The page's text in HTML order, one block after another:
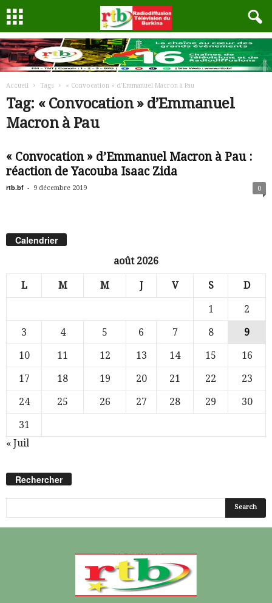
Accueil Tags « Convocation » d’Emmanuel Macron à Pau
Tag: « Convocation » d’Emmanuel
Macron à Pau
« Convocation » d’Emmanuel Macron à Pau :
réaction de Yacouba Isaac Zida
rtb.bf - 9 décembre 2019 0
Calendrier
août 2026
L M M J V S D
1
2
3
4 5 6 7 8
9
10
11 12 13 14 15
16
17
18 19 20 21 22
23
24
25 26 27 28 29
30
31
« Juil
Rechercher